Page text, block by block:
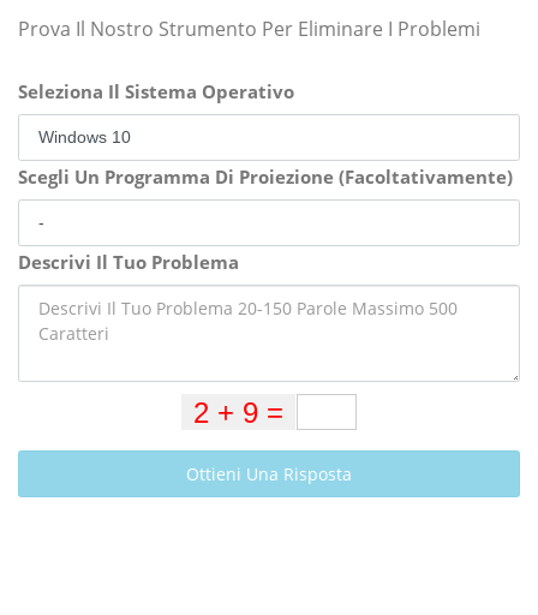
Prova Il Nostro Strumento Per Eliminare I Problemi
Seleziona Il Sistema Operativo
Scegli Un Programma Di Proiezione (Facoltativamente)
Descrivi Il Tuo Problema
Ottieni Una Risposta